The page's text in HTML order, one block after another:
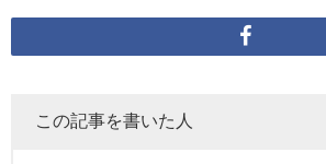
この記事を書いた人